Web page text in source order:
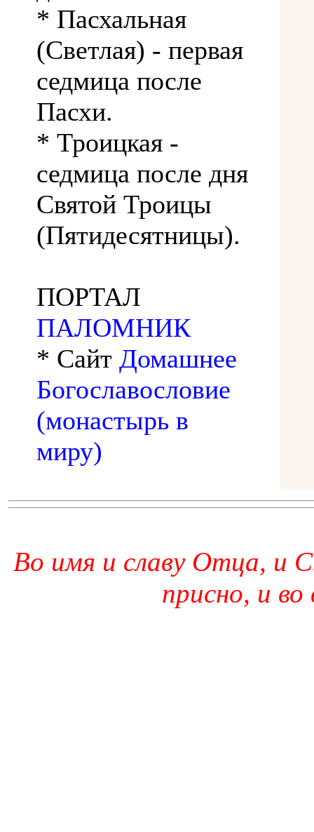
* Пасхальная
(Светлая) - первая
седмица после
Пасхи.
* Троицкая -
седмица после дня
Святой Троицы
(Пятидесятницы).
ПОРТАЛ
ПАЛОМНИК
* Сайт Домашнее
Богославословие
(монастырь в
миру)
Во имя и славу Отца, и
присно, и во